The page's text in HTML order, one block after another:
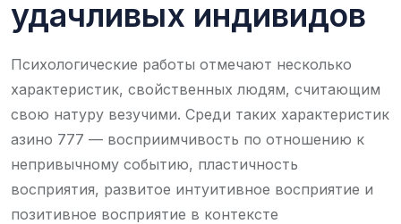
удачливых индивидов
Психологические работы отмечают несколько
характеристик, свойственных людям, считающим
свою натуру везучими. Среди таких характеристик
азино 777 — восприимчивость по отношению к
непривычному событию, пластичность
восприятия, развитое интуитивное восприятие и
позитивное восприятие в контексте